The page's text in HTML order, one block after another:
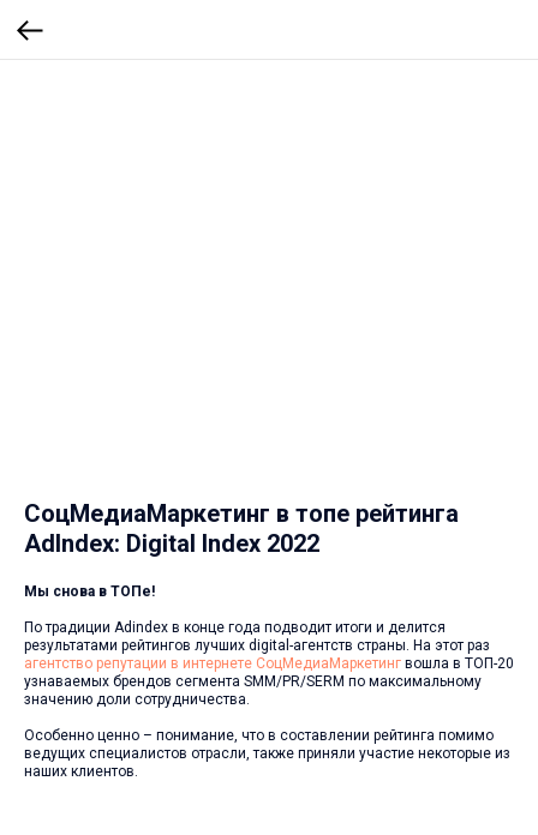
СоцМедиаМаркетинг в топе рейтинга
AdIndex: Digital Index 2022
Мы снова в ТОПе!
По традиции Adindex в конце года подводит итоги и делится
результатами рейтингов лучших digital-агентств страны. На этот раз
агентство репутации в интернете СоцМедиаМаркетинг вошла в ТОП-20
узнаваемых брендов сегмента SMM/PR/SERM по максимальному
значению доли сотрудничества.
Особенно ценно – понимание, что в составлении рейтинга помимо
ведущих специалистов отрасли, также приняли участие некоторые из
наших клиентов.